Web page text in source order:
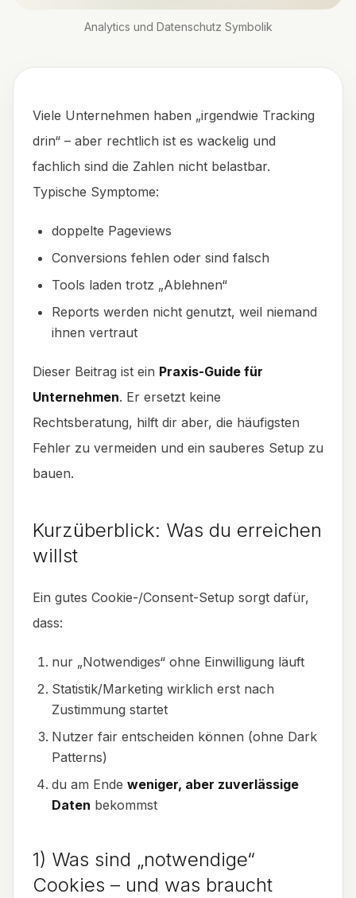
Analytics und Datenschutz Symbolik
Viele Unternehmen haben „irgendwie Tracking
drin“ – aber rechtlich ist es wackelig und
fachlich sind die Zahlen nicht belastbar.
Typische Symptome:
doppelte Pageviews
Conversions fehlen oder sind falsch
Tools laden trotz „Ablehnen“
Reports werden nicht genutzt, weil niemand
ihnen vertraut
Dieser Beitrag ist ein Praxis-Guide für
Unternehmen. Er ersetzt keine
Rechtsberatung, hilft dir aber, die häufigsten
Fehler zu vermeiden und ein sauberes Setup zu
bauen.
Kurzüberblick: Was du erreichen
willst
Ein gutes Cookie-/Consent-Setup sorgt dafür,
dass:
nur „Notwendiges“ ohne Einwilligung läuft
Statistik/Marketing wirklich erst nach
Zustimmung startet
Nutzer fair entscheiden können (ohne Dark
Patterns)
du am Ende weniger, aber zuverlässige
Daten bekommst
1) Was sind „notwendige“
Cookies – und was braucht